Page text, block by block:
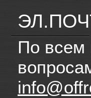
По всем